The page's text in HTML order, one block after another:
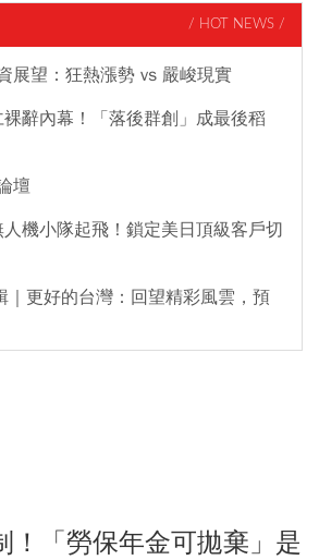
/ HOT NEWS /
展望：狂熱漲勢 vs 嚴峻現實
辭內幕！「落後群創」成最後稻
壇
機小隊起飛！鎖定美日頂級客戶切
｜更好的台灣：回望精彩風雲，預
！「勞保年金可拋棄」是